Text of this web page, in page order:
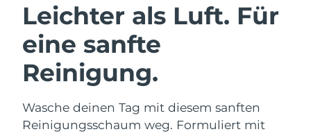
Leichter als Luft. Für
eine sanfte
Reinigung.
Wasche deinen Tag mit diesem sanften
Reinigungsschaum weg. Formuliert mit